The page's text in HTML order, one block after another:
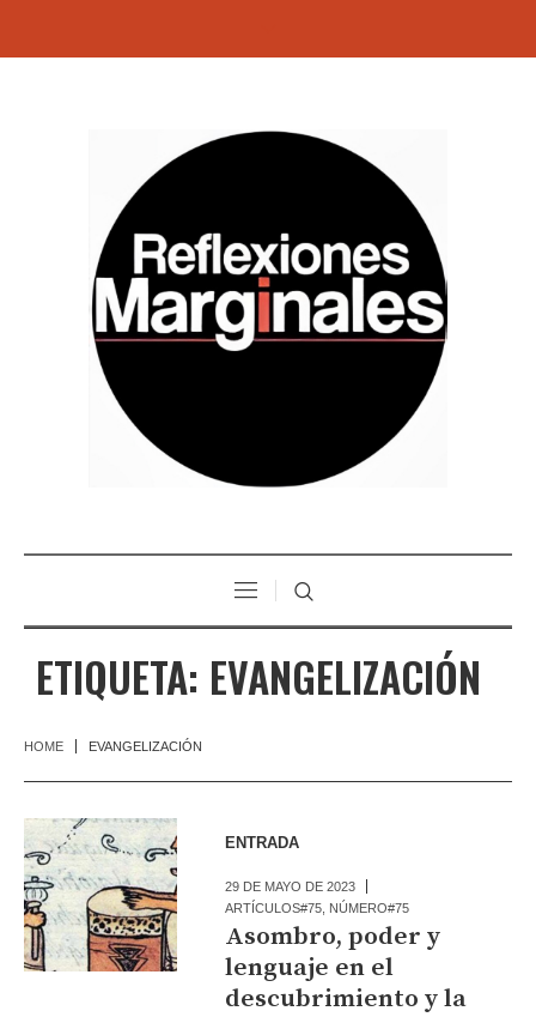
ETIQUETA: EVANGELIZACIÓN
HOME EVANGELIZACIÓN
ENTRADA
29 DE MAYO DE 2023
ARTÍCULOS#75 NÚMERO#75
Asombro, poder y
lenguaje en el
descubrimiento y la